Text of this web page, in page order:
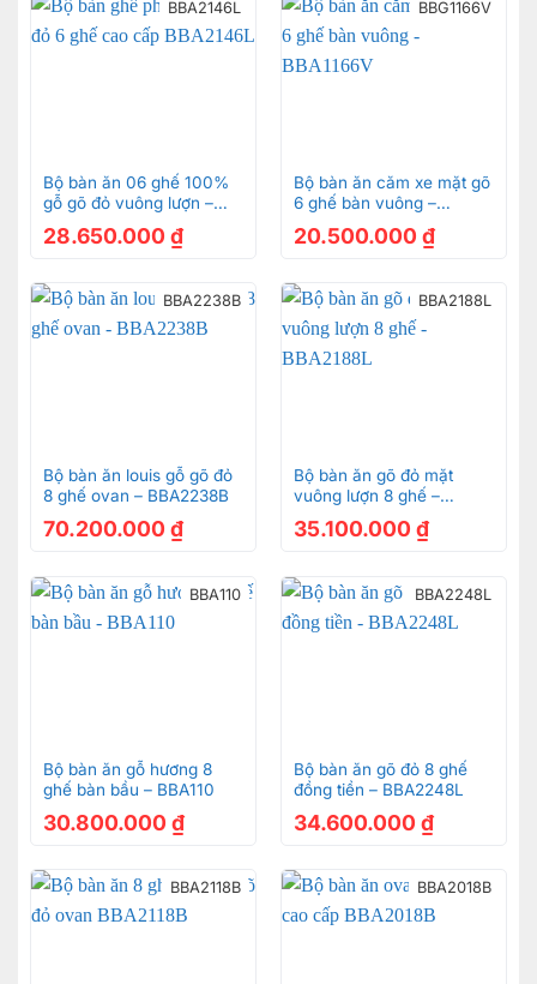
BBA2146L
Bộ bàn ăn 06 ghế 100%
gỗ gõ đỏ vuông lượn –
28.650.000 ₫
BBG1166V
Bộ bàn ăn căm xe mặt gõ
6 ghế bàn vuông –
20.500.000 ₫
BBA2238B
Bộ bàn ăn louis gỗ gõ đỏ
8 ghế ovan – BBA2238B
70.200.000 ₫
BBA2188L
Bộ bàn ăn gõ đỏ mặt
vuông lượn 8 ghế –
BBA2188L
35.100.000 ₫
BBA110
Bộ bàn ăn gỗ hương 8
ghế bàn bầu – BBA110
30.800.000 ₫
BBA2248L
Bộ bàn ăn gõ đỏ 8 ghế
đồng tiền – BBA2248L
34.600.000 ₫
BBA2118B BBA2018B